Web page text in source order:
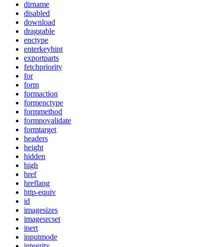
dirname
disabled
download
draggable
enctype
enterkeyhint
exportparts
fetchpriority
for
form
formaction
formenctype
formmethod
formnovalidate
formtarget
headers
height
hidden
high
href
hreflang
http-equiv
id
imagesizes
imagesrcset
inert
inputmode